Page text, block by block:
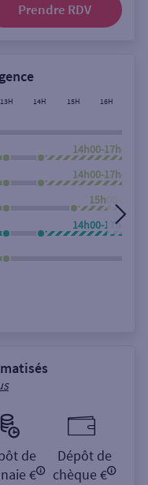
Prendre RDV
13H 14H 15H 16H
14h00-17h45
14h00-17h45
15h00-
14h00-17h45
de
€
Dépôt de
chèque €